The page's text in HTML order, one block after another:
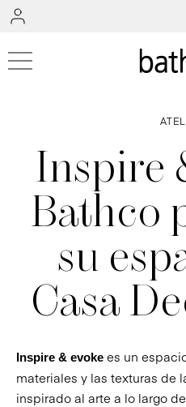
Inspire
Bathco
su
Casa
Inspire & evoke es un
materiales y las texturas de
inspirado al arte a lo largo